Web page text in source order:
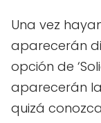
Una vez
aparecerán
opción de
aparecerán
quizá